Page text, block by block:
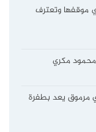
موقفها وتعترف
محمود مكري
مرموق يعد بطفرة